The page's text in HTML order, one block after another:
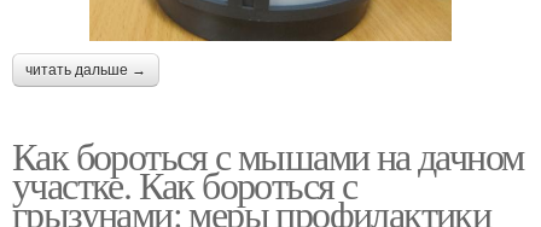
читать дальше →
Как бороться с мышами на дачном
участке. Как бороться с
грызунами: меры профилактики